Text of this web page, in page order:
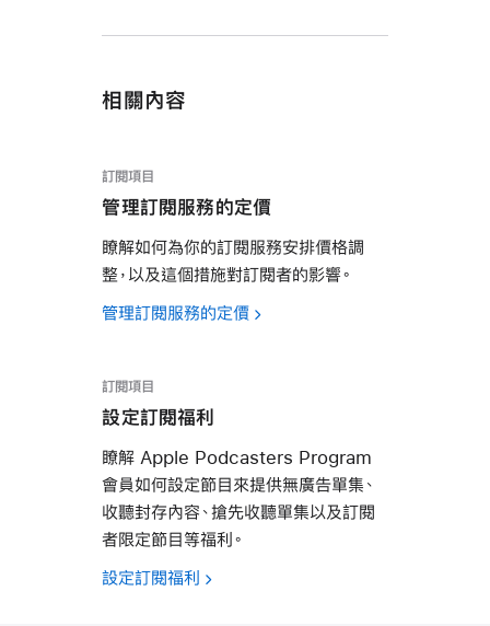
相關內容
訂閱項目
管理訂閱服務的定價
瞭解如何為你的訂閱服務安排價格調
整，以及這個措施對訂閱者的影響。
管理訂閱服務的定價
訂閱項目
設定訂閱福利
瞭解 Apple Podcasters Program
會員如何設定節目來提供無廣告單集、
收聽封存內容、搶先收聽單集以及訂閱
者限定節目等福利。
設定訂閱福利